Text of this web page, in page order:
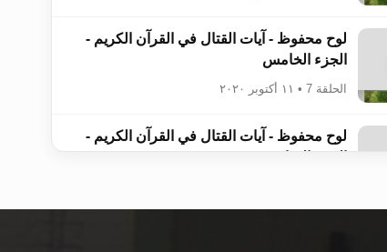
لوح محفوظ - آيات القتال في القرآن الكريم -
الجزء الخامس
الحلقة 7 • ١١ أكتوبر ٢٠٢٠
لوح محفوظ - آيات القتال في القرآن الكريم -